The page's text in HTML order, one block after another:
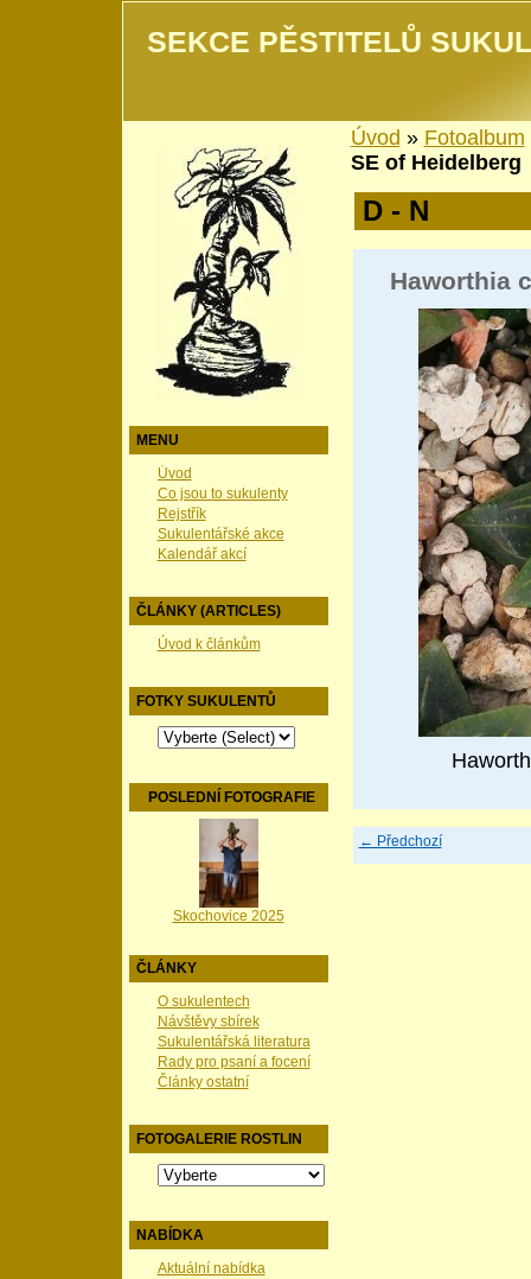
SEKCE PĚSTITELŮ
MENU
Úvod
Co jsou to sukulenty
Rejstřík
Sukulentářské akce
Kalendář akcí
ČLÁNKY (ARTICLES)
Úvod k článkům
FOTKY SUKULENTŮ
POSLEDNÍ FOTOGRAFIE
Skochovice 2025
ČLÁNKY
O sukulentech
Návštěvy sbírek
Sukulentářská literatura
Rady pro psaní a focení
Články ostatní
FOTOGALERIE ROSTLIN
NABÍDKA
Aktuální nabídka
Úvod » Fotoalbum
SE of Heidelberg
D - N
Haworthia
← Předchozí